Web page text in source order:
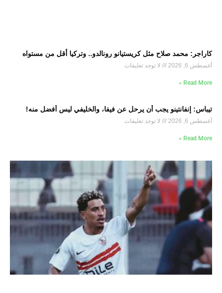
كاراجر: محمد صلاح مثل كريستيانو رونالدو.. وتركيا أقل من مستواه
أغسطس 6, 2026 لا توجد تعليقات
Read More »
تيباس: إنفانتينو يجب أن يرحل عن فيفا، والخليفي ليس أفضل منه!
أغسطس 6, 2026 لا توجد تعليقات
Read More »